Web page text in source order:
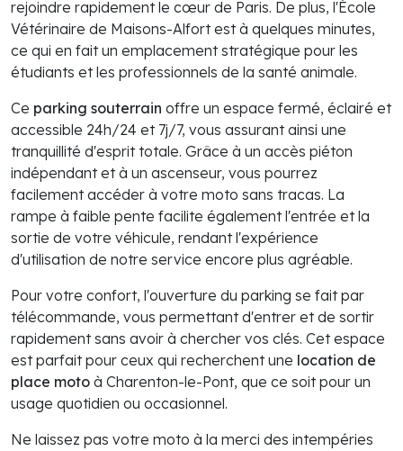
rejoindre rapidement le cœur de Paris. De plus, l'École
Vétérinaire de Maisons-Alfort est à quelques minutes,
ce qui en fait un emplacement stratégique pour les
étudiants et les professionnels de la santé animale.
Ce parking souterrain offre un espace fermé, éclairé et
accessible 24h/24 et 7j/7, vous assurant ainsi une
tranquillité d'esprit totale. Grâce à un accès piéton
indépendant et à un ascenseur, vous pourrez
facilement accéder à votre moto sans tracas. La
rampe à faible pente facilite également l'entrée et la
sortie de votre véhicule, rendant l'expérience
d'utilisation de notre service encore plus agréable.
Pour votre confort, l'ouverture du parking se fait par
télécommande, vous permettant d'entrer et de sortir
rapidement sans avoir à chercher vos clés. Cet espace
est parfait pour ceux qui recherchent une location de
place moto à Charenton-le-Pont, que ce soit pour un
usage quotidien ou occasionnel.
Ne laissez pas votre moto à la merci des intempéries